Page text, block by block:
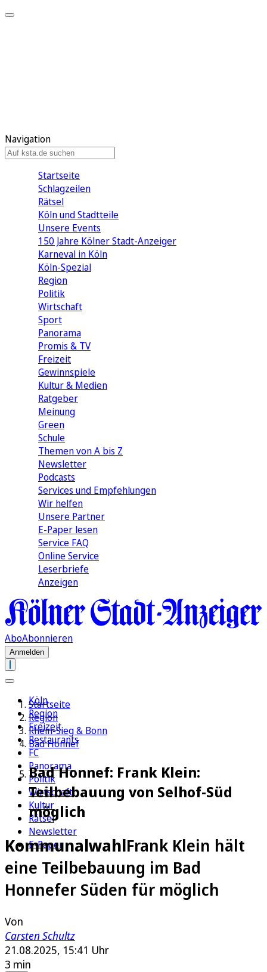
Navigation
Startseite
Schlagzeilen
Rätsel
Köln und Stadtteile
Unsere Events
150 Jahre Kölner Stadt-Anzeiger
Karneval in Köln
Köln-Spezial
Region
Politik
Wirtschaft
Sport
Panorama
Promis & TV
Freizeit
Gewinnspiele
Kultur & Medien
Ratgeber
Meinung
Green
Schule
Themen von A bis Z
Newsletter
Podcasts
Services und Empfehlungen
Wir helfen
Unsere Partner
E-Paper lesen
Service FAQ
Online Service
Leserbriefe
Anzeigen
AboAbonnieren
Anmelden
Köln
Region
Freizeit
Restaurants
FC
Panorama
Politik
Wirtschaft
Kultur
Rätsel
Newsletter
E-Paper
Startseite
Region
Rhein-Sieg & Bonn
Bad Honnef
Bad Honnef: Frank Klein:
Teilbebauung von Selhof-Süd
möglich
KommunalwahlFrank Klein hält
eine Teilbebauung im Bad
Honnefer Süden für möglich
Von
Carsten Schultz
21.08.2025, 15:41 Uhr
3 min